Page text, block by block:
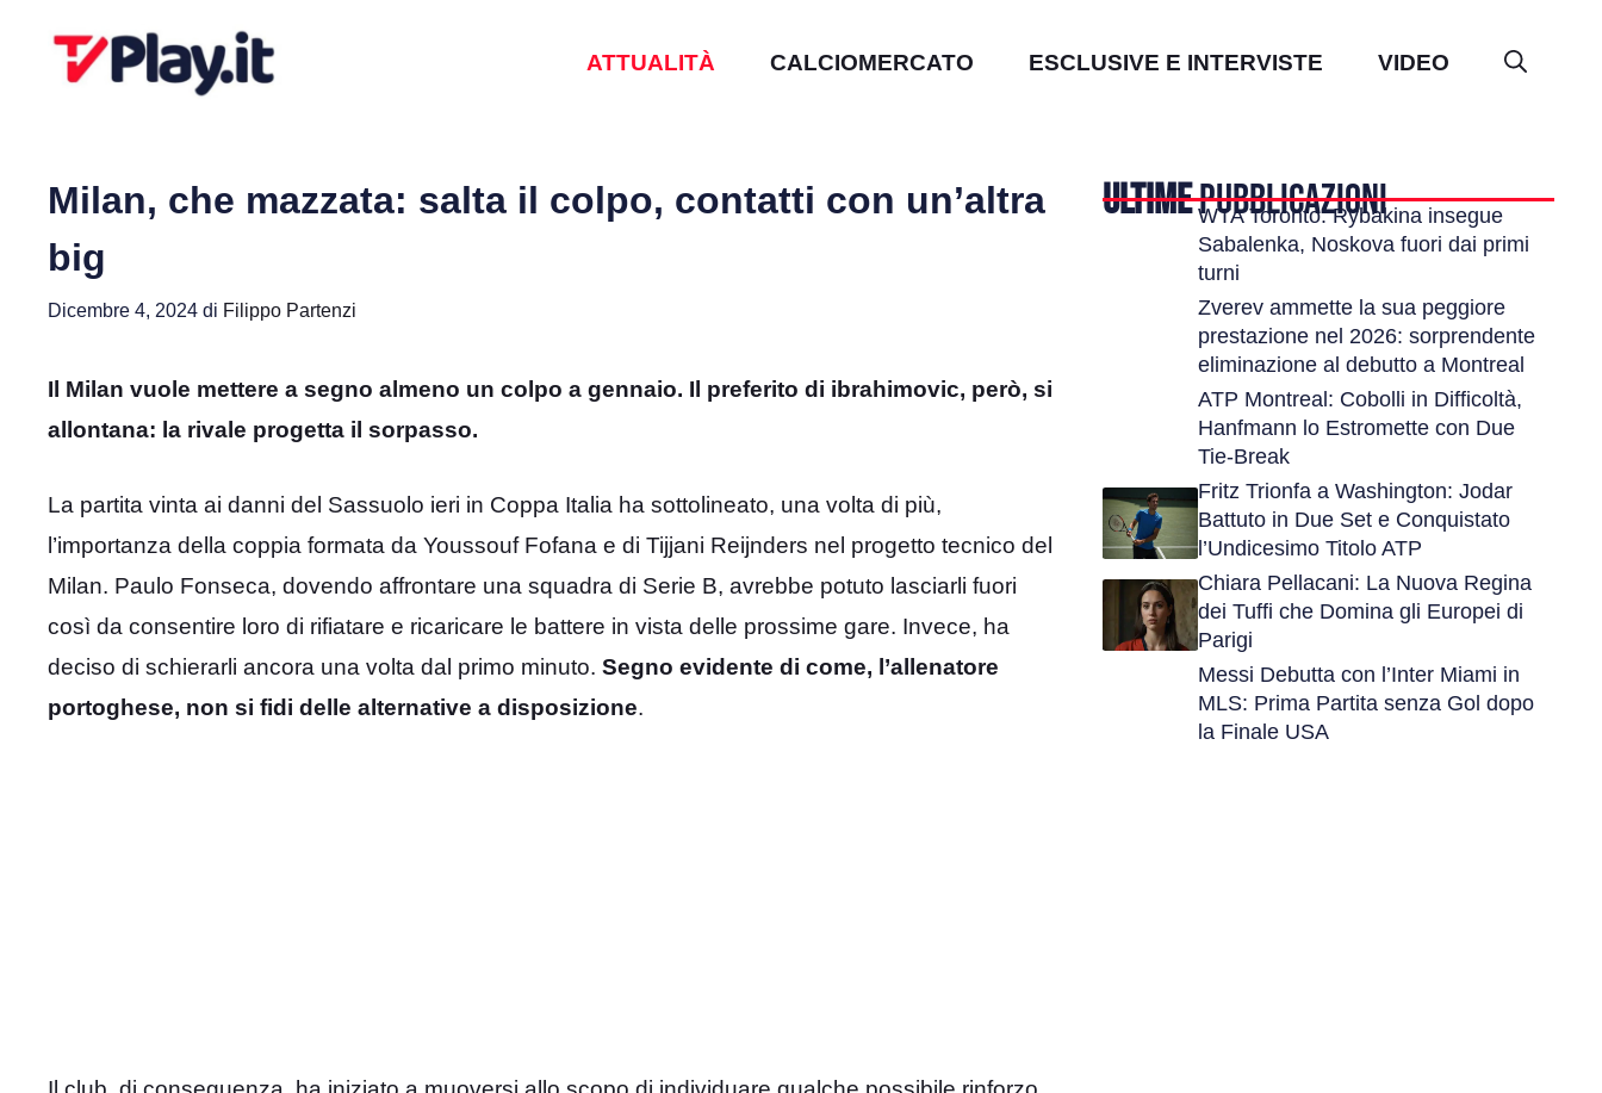
ATTUALITÀ CALCIOMERCATO ESCLUSIVE E INTERVISTE VIDEO
Milan, che mazzata: salta il colpo, contatti con un’altra
big
Dicembre 4, 2024 di Filippo Partenzi
Il Milan vuole mettere a segno almeno un colpo a gennaio. Il preferito di ibrahimovic, però, si
allontana: la rivale progetta il sorpasso.
La partita vinta ai danni del Sassuolo ieri in Coppa Italia ha sottolineato, una volta di più,
l’importanza della coppia formata da Youssouf Fofana e di Tijjani Reijnders nel progetto tecnico del
Milan. Paulo Fonseca, dovendo affrontare una squadra di Serie B, avrebbe potuto lasciarli fuori
così da consentire loro di rifiatare e ricaricare le battere in vista delle prossime gare. Invece, ha
deciso di schierarli ancora una volta dal primo minuto. Segno evidente di come, l’allenatore
portoghese, non si fidi delle alternative a disposizione.
ULTIMEPUBBLICAZIONI
WTA Toronto: Rybakina insegue
Sabalenka, Noskova fuori dai primi
turni
Zverev ammette la sua peggiore
prestazione nel 2026: sorprendente
eliminazione al debutto a Montreal
ATP Montreal: Cobolli in Difficoltà,
Hanfmann lo Estromette con Due
Tie-Break
Fritz Trionfa a Washington: Jodar
Battuto in Due Set e Conquistato
l’Undicesimo Titolo ATP
Chiara Pellacani: La Nuova Regina
dei Tuffi che Domina gli Europei di
Parigi
Messi Debutta con l’Inter Miami in
MLS: Prima Partita senza Gol dopo
la Finale USA